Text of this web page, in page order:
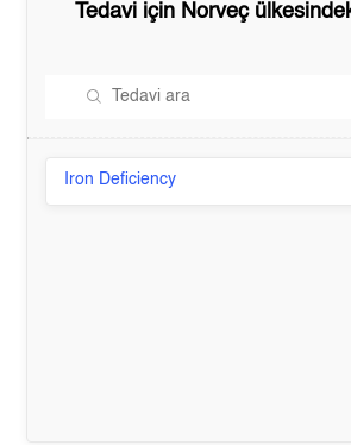
Tedavi için Norveç
Iron Deficiency